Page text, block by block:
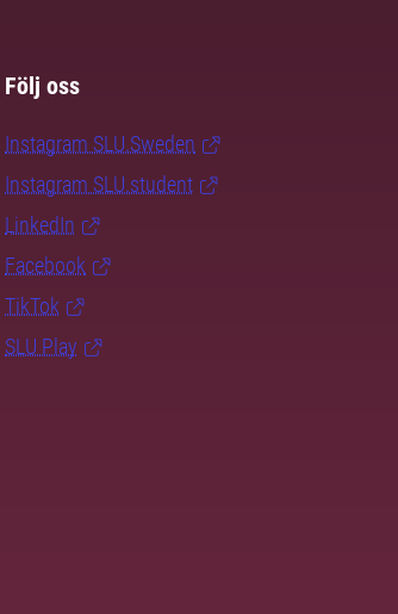
Följ oss
Instagram SLU.Sweden
Instagram SLU.student
LinkedIn
Facebook
TikTok
SLU Play